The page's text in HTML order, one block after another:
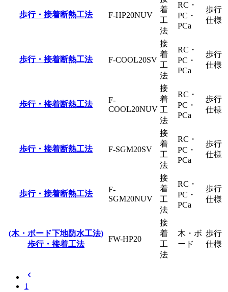
歩行・接着断熱工法 F-HP20NUV
着
工
法
RC・
PC・
PCa
歩行
仕様
歩行・接着断熱工法 F-COOL20SV
接
着
工
法
RC・
PC・
PCa
歩行
仕様
歩行・接着断熱工法
F-
COOL20NUV
接
着
工
法
RC・
PC・
PCa
歩行
仕様
歩行・接着断熱工法 F-SGM20SV
接
着
工
法
RC・
PC・
PCa
歩行
仕様
歩行・接着断熱工法
F-
SGM20NUV
接
着
工
法
RC・
PC・
PCa
歩行
仕様
(木・ボード下地防水工法)
歩行・接着工法
FW-HP20
接
着
工
法
木・ボ
ード
歩行
仕様
chevron_left
1